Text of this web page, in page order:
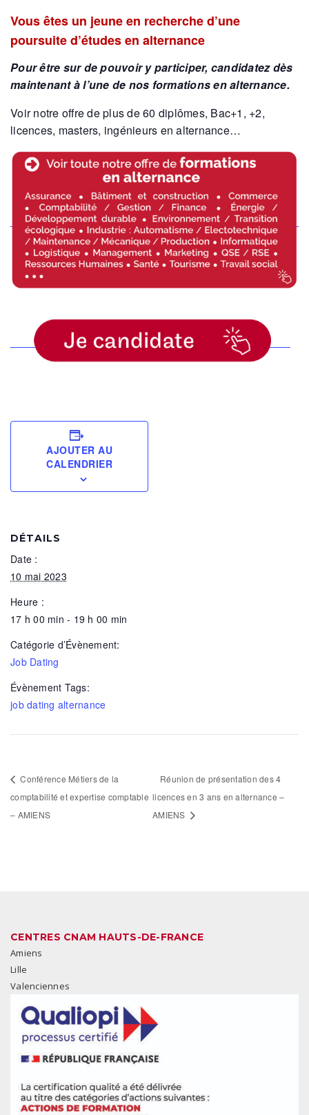
Vous êtes un jeune en recherche d’une
poursuite d’études en alternance
Pour être sur de pouvoir y participer, candidatez dès
maintenant à l’une de nos formations en alternance.
Voir notre offre de plus de 60 diplômes, Bac+1, +2,
licences, masters, ingénieurs en alternance…
AJOUTER AU
CALENDRIER
DÉTAILS
Date :
10 mai 2023
Heure :
17 h 00 min - 19 h 00 min
Catégorie d’Évènement:
Job Dating
Évènement Tags:
job dating alternance
Conférence Métiers de la
comptabilité et expertise comptable
– AMIENS
Réunion de présentation des 4
licences en 3 ans en alternance –
AMIENS
CENTRES CNAM HAUTS-DE-FRANCE
Amiens
Lille
Valenciennes